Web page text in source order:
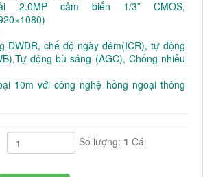
2.0MP cảm biến 1/3” CMOS,
DWDR, chế độ ngày đêm(ICR), tự động
động bù sáng (AGC), Chống nhiễu
10m với công nghệ hồng ngoại thông
Số lượng: 1 Cái